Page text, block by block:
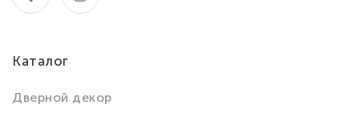
Каталог
Дверной декор